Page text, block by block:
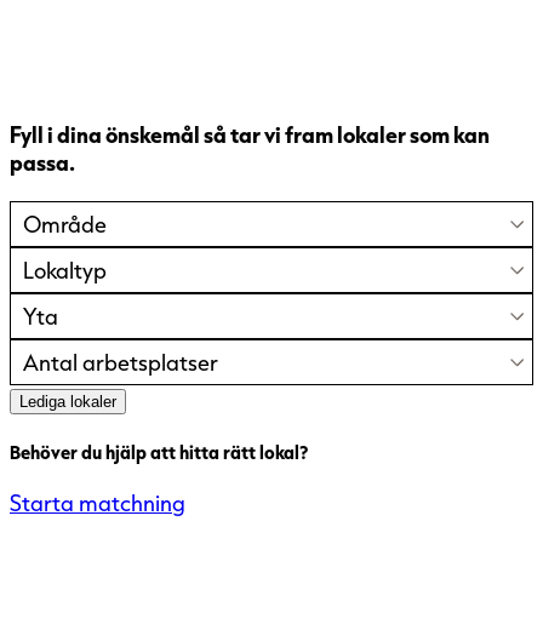
Fyll i dina önskemål så tar vi fram lokaler som kan
passa.
Område
Lokaltyp
Yta
Antal arbetsplatser
Lediga lokaler
Behöver du hjälp att hitta rätt lokal?
Starta matchning